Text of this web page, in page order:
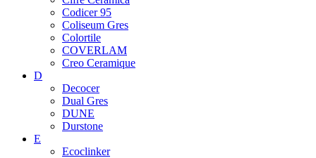
Codicer 95
Coliseum Gres
Colortile
COVERLAM
Creo Ceramique
D
Decocer
Dual Gres
DUNE
Durstone
E
Ecoclinker